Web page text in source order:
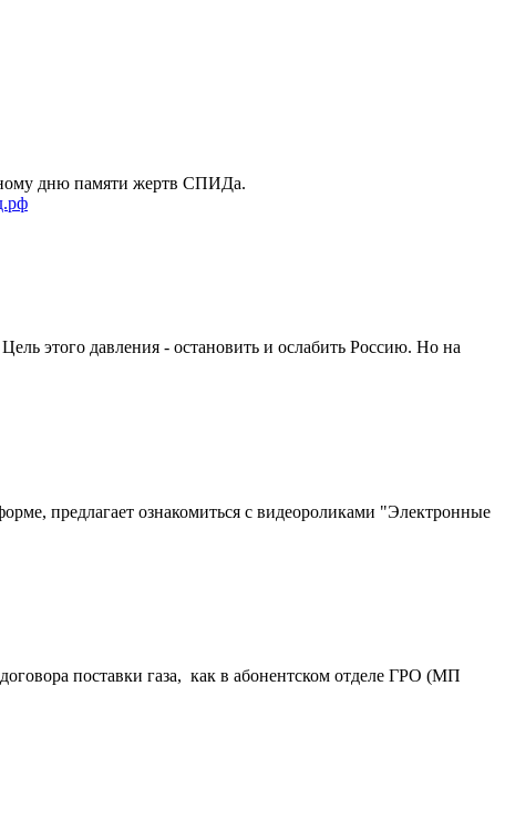
дню памяти жертв СПИДа.
этого давления - остановить и ослабить Россию. Но на
предлагает ознакомиться с видеороликами "Электронные
поставки газа, как в абонентском отделе ГРО (МП